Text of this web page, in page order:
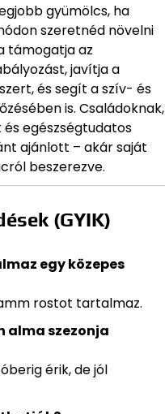
gyümölcs, ha
szeretnéd növelni
támogatja az
javítja a
és segít a szív- és
is. Családoknak,
egészségtudatos
ajánlott – akár saját
beszerezve.
(GYIK)
egy közepes
rostot tartalmaz.
alma szezonja
érik, de jól